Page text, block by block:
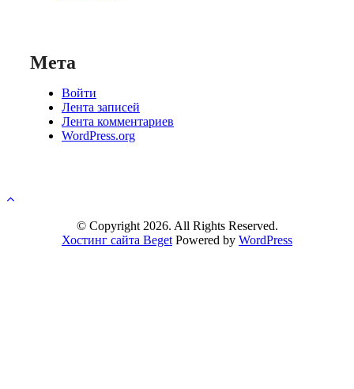
Мета
Войти
Лента записей
Лента комментариев
WordPress.org
© Copyright 2026. All Rights Reserved.
Хостинг сайта Beget Powered by WordPress